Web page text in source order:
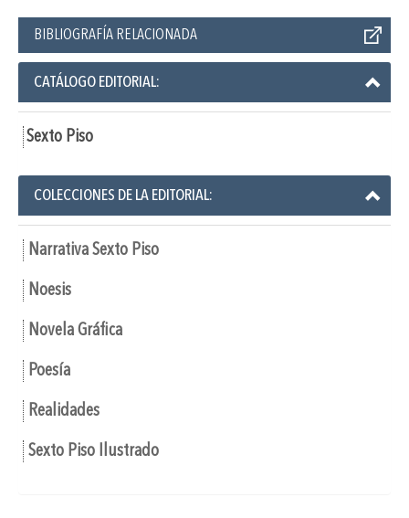
BIBLIOGRAFÍA RELACIONADA
CATÁLOGO EDITORIAL:
Sexto Piso
COLECCIONES DE LA EDITORIAL:
Narrativa Sexto Piso
Noesis
Novela Gráfica
Poesía
Realidades
Sexto Piso Ilustrado